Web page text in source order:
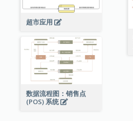
超市应用
数据流程图：销售点
(POS) 系统